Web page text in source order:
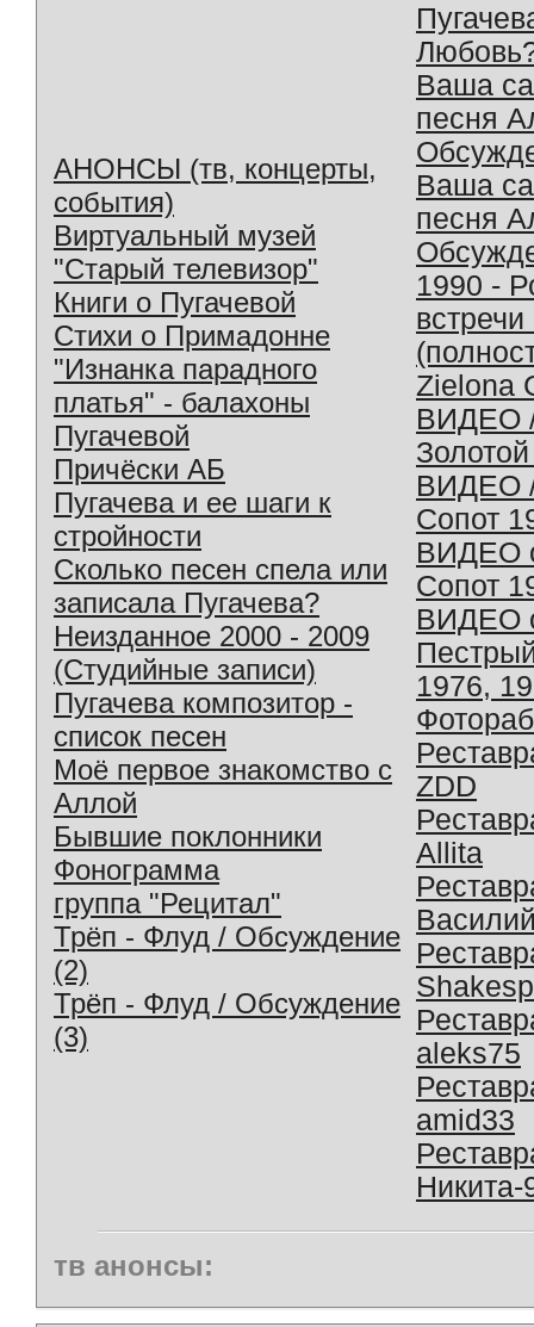
АНОНСЫ (тв, концерты,
события)
Виртуальный музей
"Старый телевизор"
Книги о Пугачевой
Стихи о Примадонне
"Изнанка парадного
платья" - балахоны
Пугачевой
Причёски АБ
Пугачева и ее шаги к
стройности
Сколько песен спела или
записала Пугачева?
Неизданное 2000 - 2009
(Студийные записи)
Пугачева композитор -
список песен
Моё первое знакомство с
Аллой
Бывшие поклонники
Фонограмма
группа "Рецитал"
Трёп - Флуд / Обсуждение
(2)
Трёп - Флуд / Обсуждение
(3)
Ваша
песня
Ваша
песня
1990 -
Zielona
ВИДЕО
ВИДЕО
Сопот
ВИДЕО
Сопот
ВИДЕО
1976,
ZDD
Allita
aleks75
amid33
Никита-
тв анонсы: